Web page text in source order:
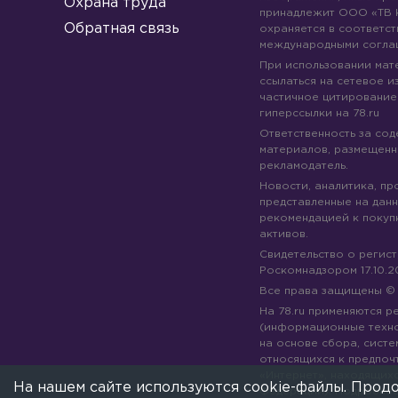
Охрана труда
Обратная связь
принадлежит ООО «ТВ
охраняется в
международными
При использовании
ссылаться на сетевое
частичное
гиперссылки на 78.ru
Ответственность за
материалов,
рекламодатель.
Новости, аналитика,
представленные на
рекомендацией к
активов.
Свидетельство о
Роскомнадзором
Все права защищены
На 78.ru применяются
(информационные
на основе сбора,
относящихся к
Федерации).Подробнее
На нашем сайте используются cookie-файлы.